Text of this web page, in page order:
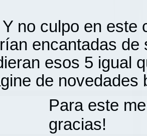
Y no culpo en
encantadas de
esos 5 igual
de novedades
Para este
gracias!